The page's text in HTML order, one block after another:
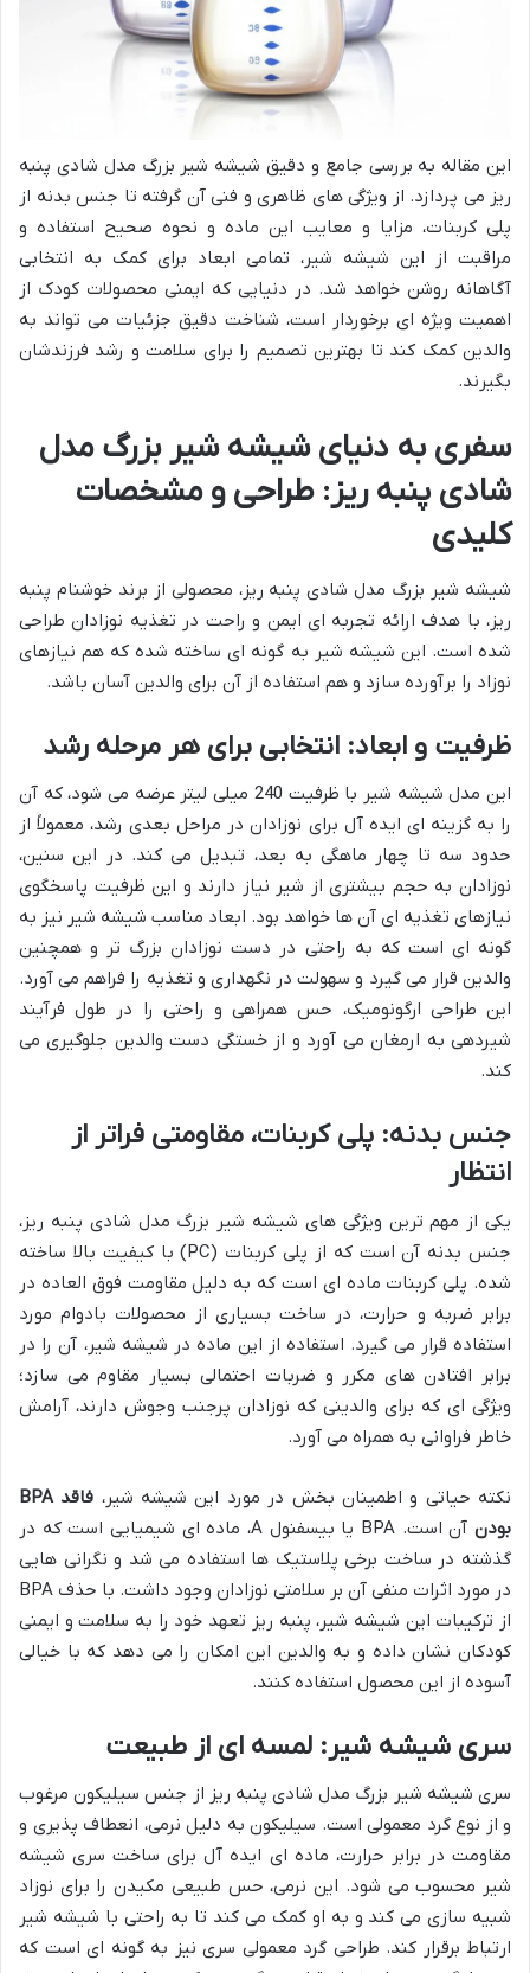
این مقاله به بررسی جامع و دقیق شیشه شیر بزرگ مدل شادی پنبه
ریز می پردازد. از ویژگی های ظاهری و فنی آن گرفته تا جنس بدنه از
پلی کربنات، مزایا و معایب این ماده و نحوه صحیح استفاده و
مراقبت از این شیشه شیر، تمامی ابعاد برای کمک به انتخابی
آگاهانه روشن خواهد شد. در دنیایی که ایمنی محصولات کودک از
اهمیت ویژه ای برخوردار است، شناخت دقیق جزئیات می تواند به
والدین کمک کند تا بهترین تصمیم را برای سلامت و رشد فرزندشان
بگیرند.
سفری به دنیای شیشه شیر بزرگ مدل
شادی پنبه ریز: طراحی و مشخصات
کلیدی
شیشه شیر بزرگ مدل شادی پنبه ریز، محصولی از برند خوشنام پنبه
ریز، با هدف ارائه تجربه ای ایمن و راحت در تغذیه نوزادان طراحی
شده است. این شیشه شیر به گونه ای ساخته شده که هم نیازهای
نوزاد را برآورده سازد و هم استفاده از آن برای والدین آسان باشد.
ظرفیت و ابعاد: انتخابی برای هر مرحله رشد
این مدل شیشه شیر با ظرفیت 240 میلی لیتر عرضه می شود، که آن
را به گزینه ای ایده آل برای نوزادان در مراحل بعدی رشد، معمولاً از
حدود سه تا چهار ماهگی به بعد، تبدیل می کند. در این سنین،
نوزادان به حجم بیشتری از شیر نیاز دارند و این ظرفیت پاسخگوی
نیازهای تغذیه ای آن ها خواهد بود. ابعاد مناسب شیشه شیر نیز به
گونه ای است که به راحتی در دست نوزادان بزرگ تر و همچنین
والدین قرار می گیرد و سهولت در نگهداری و تغذیه را فراهم می آورد.
این طراحی ارگونومیک، حس همراهی و راحتی را در طول فرآیند
شیردهی به ارمغان می آورد و از خستگی دست والدین جلوگیری می
کند.
جنس بدنه: پلی کربنات، مقاومتی فراتر از
انتظار
یکی از مهم ترین ویژگی های شیشه شیر بزرگ مدل شادی پنبه ریز،
جنس بدنه آن است که از پلی کربنات (PC) با کیفیت بالا ساخته
شده. پلی کربنات ماده ای است که به دلیل مقاومت فوق العاده در
برابر ضربه و حرارت، در ساخت بسیاری از محصولات بادوام مورد
استفاده قرار می گیرد. استفاده از این ماده در شیشه شیر، آن را در
برابر افتادن های مکرر و ضربات احتمالی بسیار مقاوم می سازد؛
ویژگی ای که برای والدینی که نوزادان پرجنب وجوش دارند، آرامش
خاطر فراوانی به همراه می آورد.
نکته حیاتی و اطمینان بخش در مورد این شیشه شیر،
فاقد BPA
بودن
آن است. BPA یا بیسفنول A، ماده ای شیمیایی است که در
گذشته در ساخت برخی پلاستیک ها استفاده می شد و نگرانی هایی
در مورد اثرات منفی آن بر سلامتی نوزادان وجود داشت. با حذف BPA
از ترکیبات این شیشه شیر، پنبه ریز تعهد خود را به سلامت و ایمنی
کودکان نشان داده و به والدین این امکان را می دهد که با خیالی
آسوده از این محصول استفاده کنند.
سری شیشه شیر: لمسه ای از طبیعت
سری شیشه شیر بزرگ مدل شادی پنبه ریز از جنس سیلیکون مرغوب
و از نوع گرد معمولی است. سیلیکون به دلیل نرمی، انعطاف پذیری و
مقاومت در برابر حرارت، ماده ای ایده آل برای ساخت سری شیشه
شیر محسوب می شود. این نرمی، حس طبیعی مکیدن را برای نوزاد
شبیه سازی می کند و به او کمک می کند تا به راحتی با شیشه شیر
ارتباط برقرار کند. طراحی گرد معمولی سری نیز به گونه ای است که